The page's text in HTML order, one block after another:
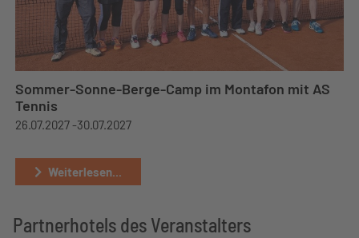
Sommer-Sonne-Berge-Camp im Montafon mit AS
Tennis
26.07.2027 -30.07.2027
Weiterlesen...
Partnerhotels des Veranstalters